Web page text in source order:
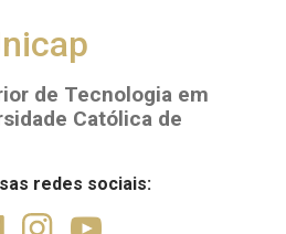
de Tecnologia em
Católica de
redes sociais: